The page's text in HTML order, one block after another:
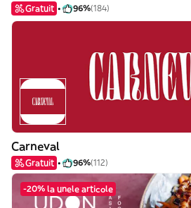
Gratuit 96%(184)
Carneval
Gratuit 96%(112)
-20% la unele articole